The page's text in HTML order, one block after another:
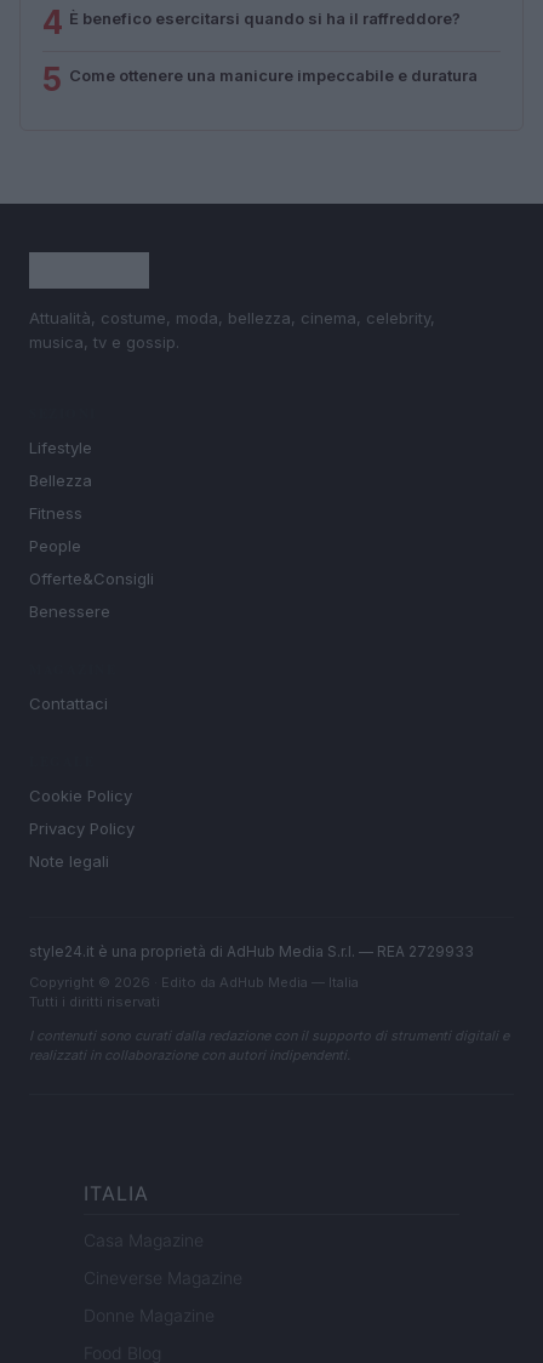
4 È benefico esercitarsi quando si ha il raffreddore?
5 Come ottenere una manicure impeccabile e duratura
Attualità, costume, moda, bellezza, cinema, celebrity,
musica, tv e gossip.
Lifestyle
Bellezza
Fitness
People
Offerte&Consigli
Benessere
Contattaci
Cookie Policy
Privacy Policy
Note legali
style24.it è una proprietà di AdHub Media S.r.l. — REA 2729933
Copyright © 2026 · Edito da AdHub Media — Italia
Tutti i diritti riservati
I contenuti sono curati dalla redazione con il supporto di strumenti digitali e
realizzati in collaborazione con autori indipendenti.
ITALIA
Casa Magazine
Cineverse Magazine
Donne Magazine
Food Blog